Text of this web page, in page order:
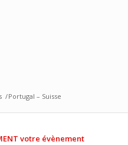
/Portugal – Suisse
votre évènement